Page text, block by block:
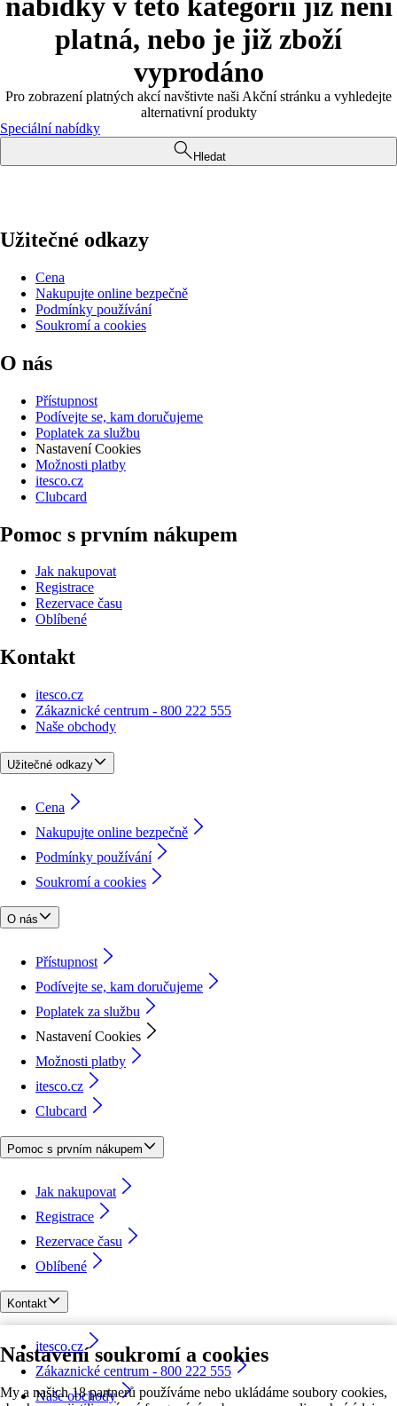
Nastavení soukromí a cookies
My a našich 18 partnerů používáme nebo ukládáme soubory cookies,
platná, nebo je již zboží
vyprodáno
Pro zobrazení platných akcí navštivte naši Akční stránku a vyhledejte
alternativní produkty
Speciální nabídky
Hledat
Užitečné odkazy
Cena
Nakupujte online bezpečně
Podmínky používání
Soukromí a cookies
O nás
Přístupnost
Podívejte se, kam doručujeme
Poplatek za službu
Nastavení Cookies
Možnosti platby
itesco.cz
Clubcard
Pomoc s prvním nákupem
Jak nakupovat
Registrace
Rezervace času
Oblíbené
Kontakt
itesco.cz
Zákaznické centrum - 800 222 555
Naše obchody
Užitečné odkazy
Cena
Nakupujte online bezpečně
Podmínky používání
Soukromí a cookies
O nás
Přístupnost
Podívejte se, kam doručujeme
Poplatek za službu
Nastavení Cookies
Možnosti platby
itesco.cz
Clubcard
Pomoc s prvním nákupem
Jak nakupovat
Registrace
Rezervace času
Oblíbené
Kontakt
itesco.cz
Zákaznické centrum - 800 222 555
Naše obchody